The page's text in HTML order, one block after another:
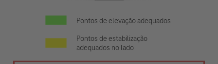
Pontos de elevação adequados
Pontos de estabilização
adequados no lado